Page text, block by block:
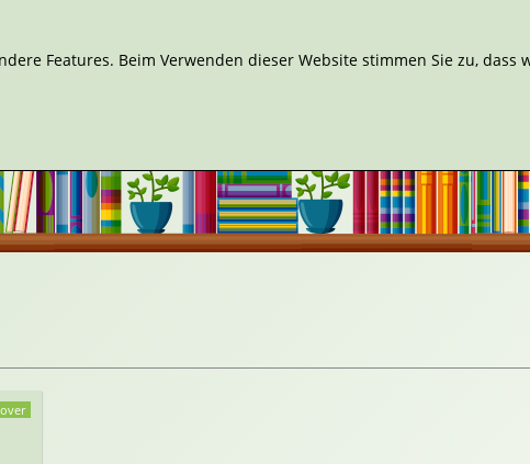
Features. Beim Verwenden dieser Website stimmen Sie zu, dass